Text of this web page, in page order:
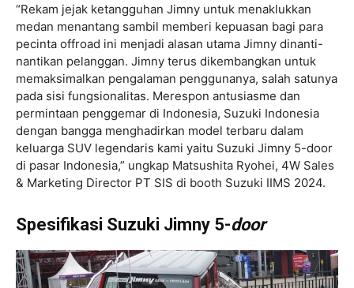
“Rekam jejak ketangguhan Jimny untuk menaklukkan
medan menantang sambil memberi kepuasan bagi para
pecinta offroad ini menjadi alasan utama Jimny dinanti-
nantikan pelanggan. Jimny terus dikembangkan untuk
memaksimalkan pengalaman penggunanya, salah satunya
pada sisi fungsionalitas. Merespon antusiasme dan
permintaan penggemar di Indonesia, Suzuki Indonesia
dengan bangga menghadirkan model terbaru dalam
keluarga SUV legendaris kami yaitu Suzuki Jimny 5-door
di pasar Indonesia,” ungkap Matsushita Ryohei, 4W Sales
& Marketing Director PT SIS di booth Suzuki IIMS 2024.
Spesifikasi Suzuki Jimny 5-door